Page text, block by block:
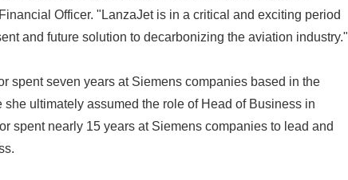
Officer. "LanzaJet is in a critical and exciting period
and future solution to decarbonizing the aviation industry."
spent seven years at Siemens companies based in the
ultimately assumed the role of Head of Business in
spent nearly 15 years at Siemens companies to lead and